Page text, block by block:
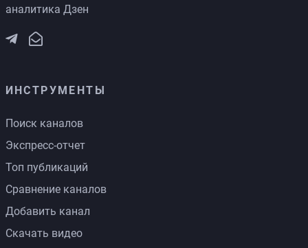
аналитика Дзен
ИНСТРУМЕНТЫ
Поиск каналов
Экспресс-отчет
Топ публикаций
Сравнение каналов
Добавить канал
Скачать видео